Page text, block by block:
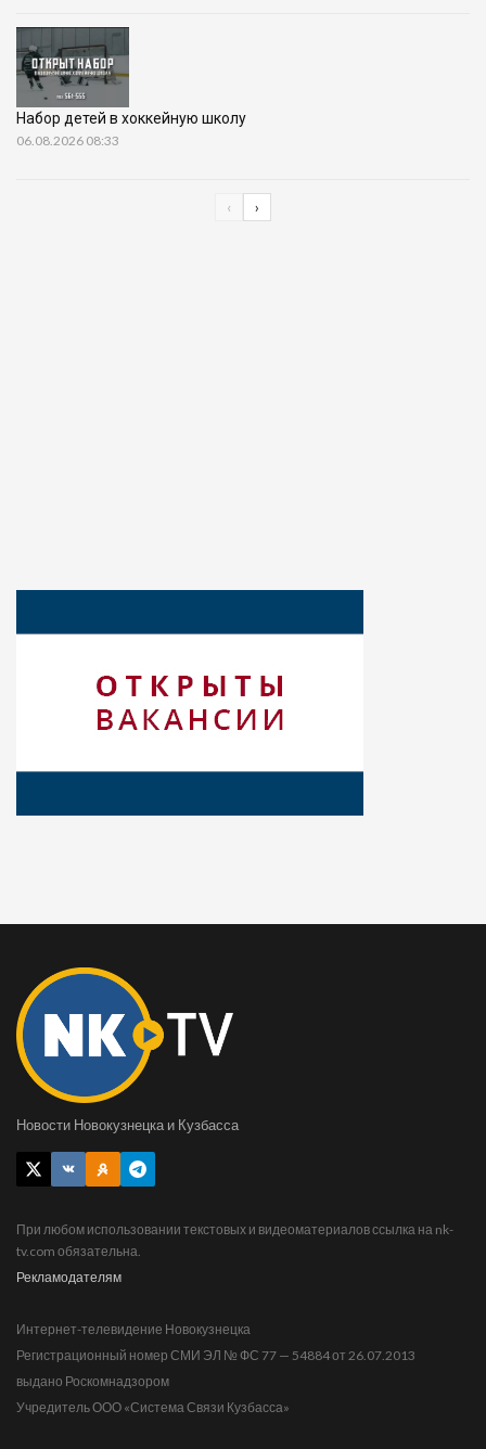
Набор детей в хоккейную школу
06.08.2026 08:33
‹ ›
Новости Новокузнецка и Кузбасса
При любом использовании текстовых и видеоматериалов ссылка на nk-
tv.com обязательна.
Рекламодателям
Интернет-телевидение Новокузнецка
Регистрационный номер СМИ ЭЛ № ФС 77 — 54884 от 26.07.2013
выдано Роскомнадзором
Учредитель ООО «Система Связи Кузбасса»